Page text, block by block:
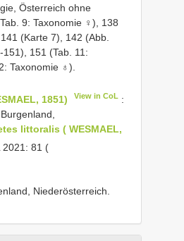
Österreich ohne
9: Taxonomie ♀), 138
(Karte 7), 142 (Abb.
151 (Tab. 11:
Taxonomie ♁).
1851) View in CoL :
littoralis ( WESMAEL,
2021: 81 (
Niederösterreich.